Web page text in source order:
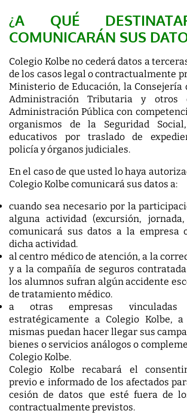
¿A QUÉ
COMUNICARÁN SUS
Colegio Kolbe no cederá datos a
de los casos legal o contractualmente
Ministerio de Educación, la Consejería
Administración Tributaria y otros
Administración Pública con
organismos de la Seguridad
educativos por traslado de
policía y órganos judiciales.
En el caso de que usted lo haya
Colegio Kolbe comunicará sus datos a:
cuando sea necesario por la
alguna actividad (excursión,
comunicará sus datos a la empresa
dicha actividad.
al centro médico de atención, a la
y a la compañía de seguros
los alumnos sufran algún accidente
de tratamiento médico.
a otras empresas
estratégicamente a Colegio Kolbe,
mismas puedan hacer llegar sus
bienes o servicios análogos o
Colegio Kolbe.
Colegio Kolbe recabará el
previo e informado de los afectados
cesión de datos que esté fuera de
contractualmente previstos.